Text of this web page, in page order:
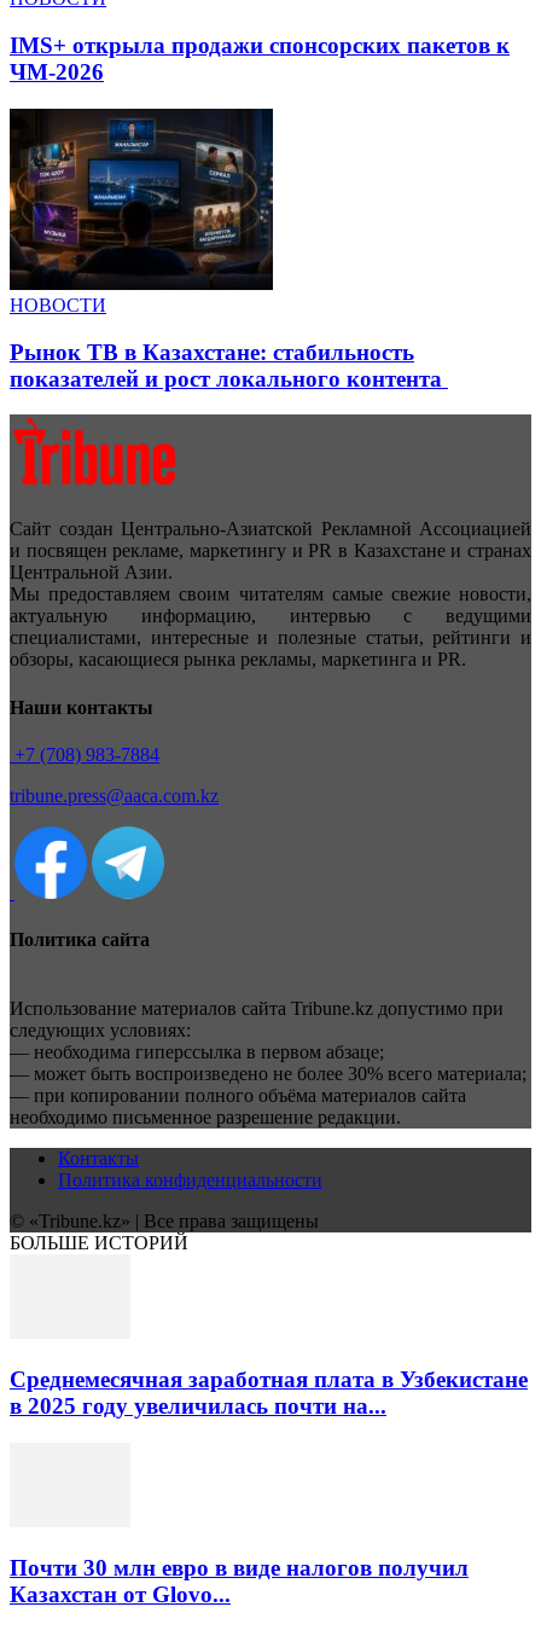
IMS+ открыла продажи спонсорских пакетов к
ЧМ-2026
НОВОСТИ
Рынок ТВ в Казахстане: стабильность
показателей и рост локального контента
Сайт создан Центрально-Азиатской Рекламной Ассоциацией
и посвящен рекламе, маркетингу и PR в Казахстане и странах
Центральной Азии.
Мы предоставляем своим читателям самые свежие новости,
актуальную информацию, интервью с ведущими
специалистами, интересные и полезные статьи, рейтинги и
обзоры, касающиеся рынка рекламы, маркетинга и PR.
Наши контакты
+7 (708) 983-7884
tribune.press@aaca.com.kz
Политика сайта
Использование материалов сайта Tribune.kz допустимо при
следующих условиях:
— необходима гиперссылка в первом абзаце;
— может быть воспроизведено не более 30% всего материала;
— при копировании полного объёма материалов сайта
необходимо письменное разрешение редакции.
Контакты
Политика конфиденциальности
© «Tribune.kz» | Все права защищены
БОЛЬШЕ ИСТОРИЙ
Среднемесячная заработная плата в Узбекистане
в 2025 году увеличилась почти на...
Почти 30 млн евро в виде налогов получил
Казахстан от Glovo...